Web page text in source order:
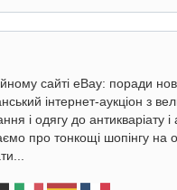
сайті eBay: поради
інтернет-аукціон з
і одягу до антикваріату
про тонкощі шопінгу на